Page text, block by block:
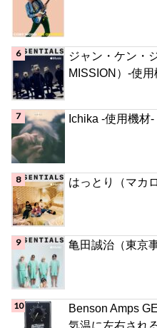
ジャン・ケン・
MISSION）-使用
Ichika -使用機材-
はっとり（マカ
亀田誠治（東京
Benson Amps
気温に左右され